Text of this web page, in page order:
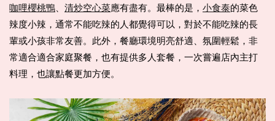
咖哩櫻桃鴨
清炒空心菜應有盡有。最棒的是， 小食泰的菜色
辣度小辣，通常不能吃辣的人都覺得可以，對於不能吃辣的長
輩或小孩非常友善。此外，餐廳環境明亮舒適、氛圍輕鬆，非
常適合適合家庭聚餐，也有提供多人套餐，一次嘗遍店內主打
料理，也讓點餐更加方便。